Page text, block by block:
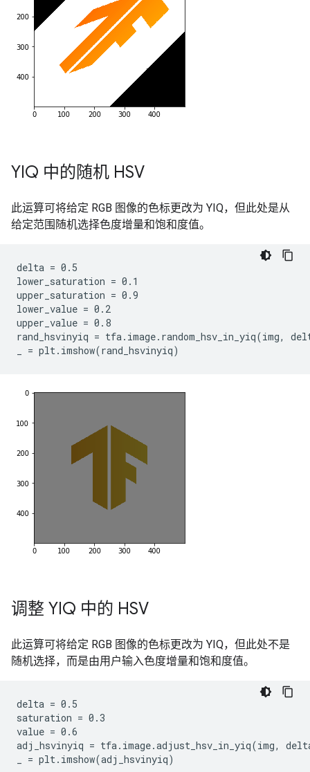
YIQ 中的随机 HSV
此运算可将给定 RGB 图像的色标更改为 YIQ，但此处是从
给定范围随机选择色度增量和饱和度值。
delta = 0.5
lower_saturation = 0.1
upper_saturation = 0.9
lower_value = 0.2
upper_value = 0.8
rand_hsvinyiq = tfa.image.random_hsv_in_yiq(img,
调整 YIQ 中的 HSV
此运算可将给定 RGB 图像的色标更改为 YIQ，但此处不是
随机选择，而是由用户输入色度增量和饱和度值。
delta = 0.5
saturation = 0.3
value = 0.6
adj_hsvinyiq = tfa.image.adjust_hsv_in_yiq(img,